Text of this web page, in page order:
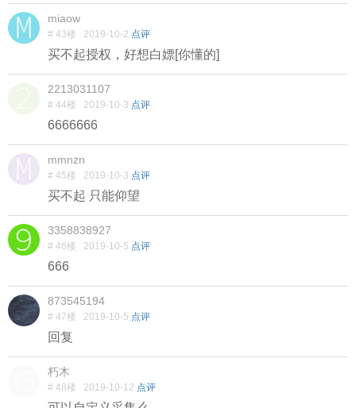
miaow
# 43楼 2019-10-2 点评
买不起授权，好想白嫖[你懂的]
2213031107
# 44楼 2019-10-3 点评
6666666
mmnzn
# 45楼 2019-10-3 点评
买不起 只能仰望
3358838927
# 46楼 2019-10-5 点评
666
873545194
# 47楼 2019-10-5 点评
回复
朽木
# 48楼 2019-10-12 点评